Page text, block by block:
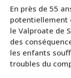
En près de 55
potentiellement
le Valproate de
des
les enfants
troubles du